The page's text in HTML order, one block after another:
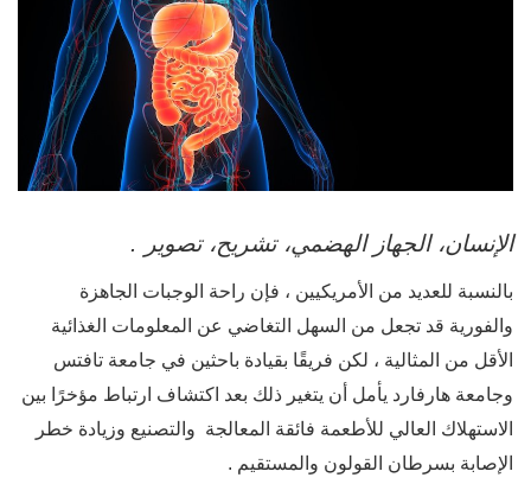
الإنسان، الجهاز الهضمي، تشريح، تصوير .
بالنسبة للعديد من الأمريكيين ، فإن راحة الوجبات الجاهزة
والفورية قد تجعل من السهل التغاضي عن المعلومات الغذائية
الأقل من المثالية ، لكن فريقًا بقيادة باحثين في جامعة تافتس
وجامعة هارفارد يأمل أن يتغير ذلك بعد اكتشاف ارتباط مؤخرًا بين
الاستهلاك العالي للأطعمة فائقة المعالجة والتصنيع وزيادة خطر
الإصابة بسرطان القولون والمستقيم .